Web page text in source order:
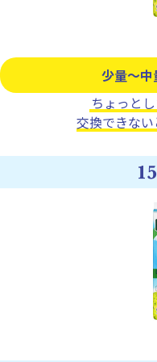
少量～中
ちょっと
交換できな